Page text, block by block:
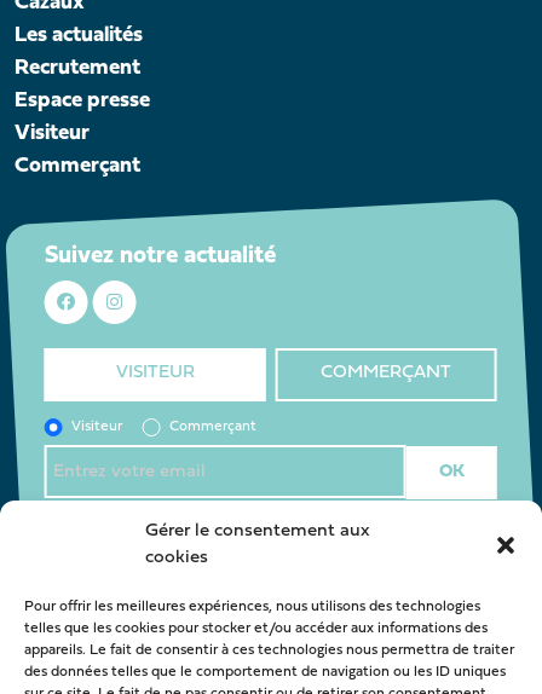
Gérer le consentement aux
cookies
Pour offrir les meilleures expériences, nous utilisons des technologies
telles que les cookies pour stocker et/ou accéder aux informations des
appareils. Le fait de consentir à ces technologies nous permettra de traiter
des données telles que le comportement de navigation ou les ID uniques
Les actualités
Recrutement
Espace presse
Visiteur
Commerçant
Suivez notre actualité
VISITEUR COMMERÇANT
Visiteur Commerçant
Nous contacter
oca@latestedebuch.fr